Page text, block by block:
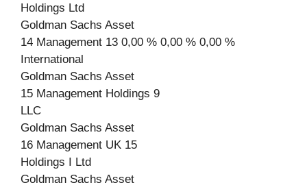
Holdings Ltd
Goldman Sachs Asset
14 Management 13 0,00 % 0,00 % 0,00 %
International
Goldman Sachs Asset
15 Management Holdings 9
LLC
Goldman Sachs Asset
16 Management UK 15
Holdings I Ltd
Goldman Sachs Asset